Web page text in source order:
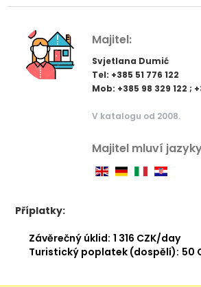
Majitel:
Svjetlana Dumić
Tel: +385 51 776 122
Mob: +385 98 329 122 ;
V katalogu od 2008.
Majitel mluví
Příplatky:
Závěrečný úklid: 1 316 CZK/day
Turistický poplatek (dospělí): 50